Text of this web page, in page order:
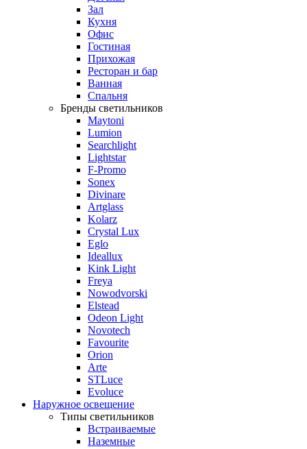
Зал
Кухня
Офис
Гостиная
Прихожая
Ресторан и бар
Ванная
Спальня
Бренды светильников
Maytoni
Lumion
Searchlight
Lightstar
F-Promo
Sonex
Divinare
Artglass
Kolarz
Crystal Lux
Eglo
Ideallux
Kink Light
Freya
Nowodvorski
Elstead
Odeon Light
Novotech
Favourite
Orion
Arte
STLuce
Evoluce
Наружное освещение
Типы светильников
Встраиваемые
Наземные